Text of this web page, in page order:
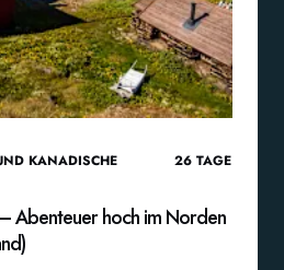
KANADISCHE
26 TAGE
Abenteuer hoch im Norden